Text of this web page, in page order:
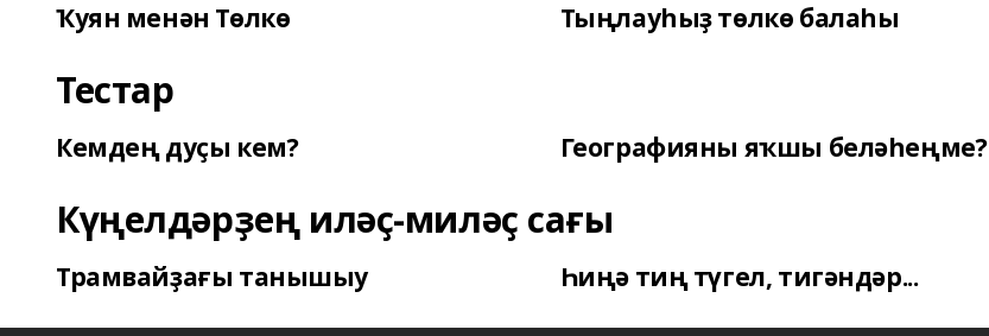
Ҡуян менән Төлкө Тыңлауһыҙ төлкө балаһы
Тестар
Кемдең дуҫы кем? Географияны яҡшы беләһеңме?
Күңелдәрҙең иләҫ-миләҫ сағы
Трамвайҙағы танышыу Һиңә тиң түгел, тигәндәр...